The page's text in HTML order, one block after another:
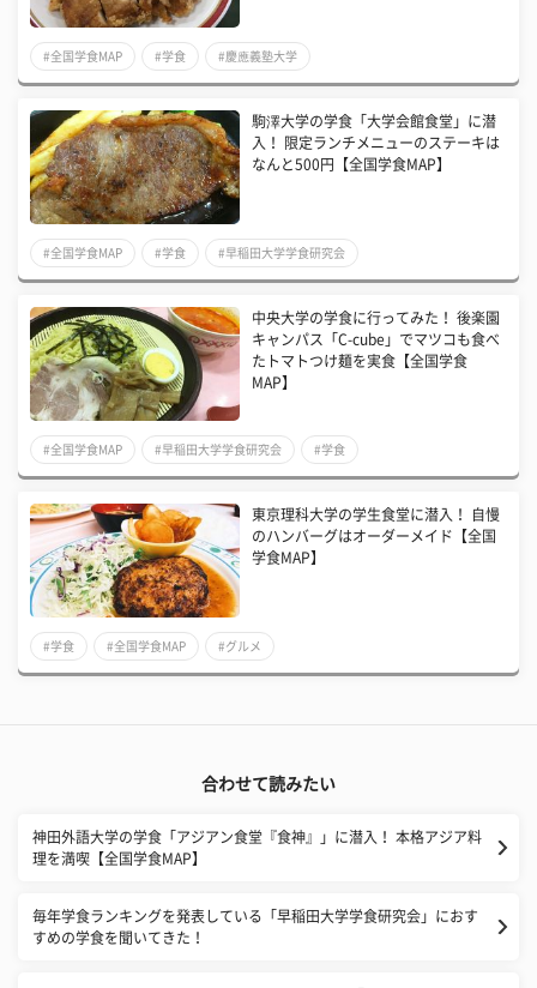
#全国学食MAP #学食 #慶應義塾大学
駒澤大学の学食「大学会館食堂」に潜
入！ 限定ランチメニューのステーキは
なんと500円【全国学食MAP】
#全国学食MAP #学食 #早稲田大学学食研究会
中央大学の学食に行ってみた！ 後楽園
キャンパス「C-cube」でマツコも食べ
たトマトつけ麺を実食【全国学食
MAP】
#全国学食MAP #早稲田大学学食研究会 #学食
東京理科大学の学生食堂に潜入！ 自慢
のハンバーグはオーダーメイド【全国
学食MAP】
#学食 #全国学食MAP #グルメ
合わせて読みたい
神田外語大学の学食「アジアン食堂『食神』」に潜入！ 本格アジア料
理を満喫【全国学食MAP】
毎年学食ランキングを発表している「早稲田大学学食研究会」におす
すめの学食を聞いてきた！